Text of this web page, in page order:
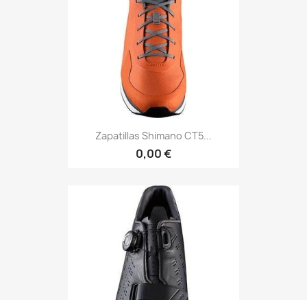
Zapatillas Shimano CT5...
0,00 €